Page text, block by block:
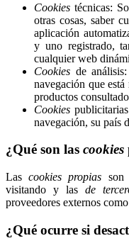
Cookies técnicas:
otras cosas, saber
aplicación
y uno registrado,
cualquier web
Cookies de
navegación que
productos
Cookies
navegación, su país
¿Qué son las cookies
Lascookies propias son
visitando y las de
proveedores externos
¿Qué ocurre si